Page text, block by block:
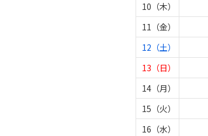
10（木）
11（金）
12（土）
13（日）
14（月）
15（火）
16（水）